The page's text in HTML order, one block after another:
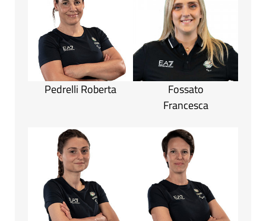
Pedrelli Roberta
Fossato
Francesca